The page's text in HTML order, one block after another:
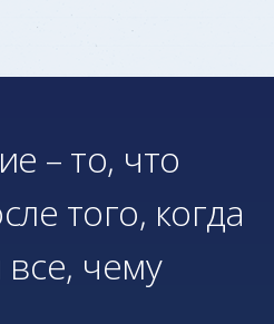
– то, что
того, когда
чему